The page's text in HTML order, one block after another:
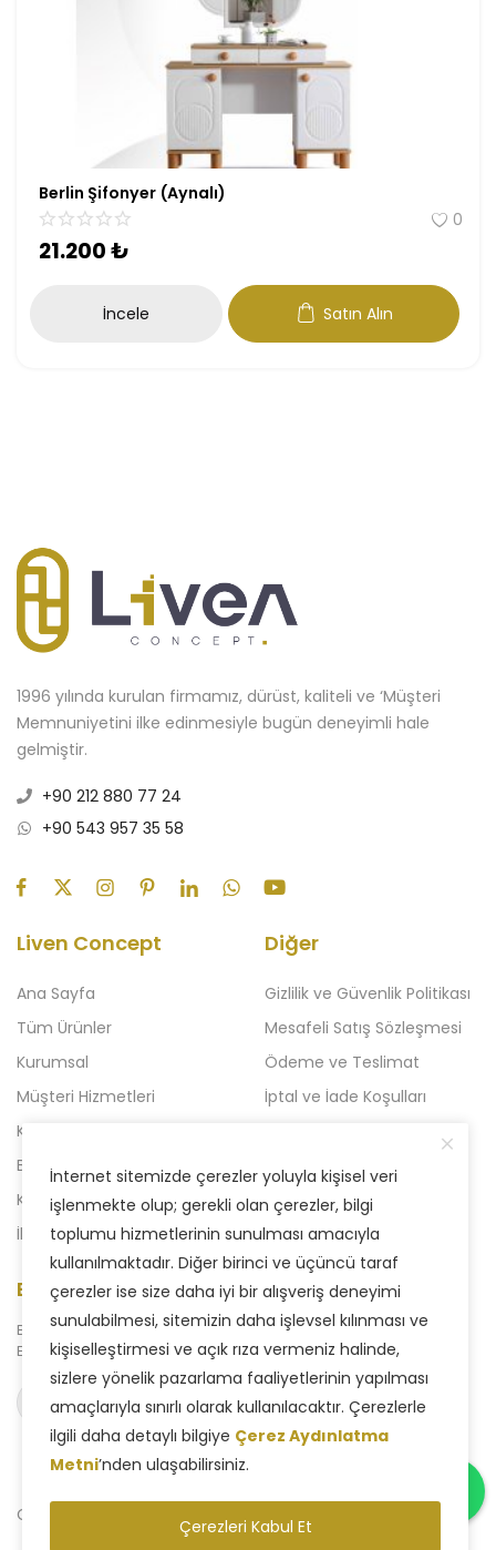
Berlin Şifonyer (Aynalı)
0
21.200₺
İncele Satın Alın
1996 yılında kurulan firmamız, dürüst, kaliteli ve ‘Müşteri
Memnuniyetini ilke edinmesiyle bugün deneyimli hale
gelmiştir.
+90 212 880 77 24
+90 543 957 35 58
Liven Concept
Ana Sayfa
Tüm Ürünler
Kurumsal
Müşteri Hizmetleri
Kampanyalı Ürünler
Blog
Kataloglar
İletişim
Diğer
Gizlilik ve Güvenlik Politikası
Mesafeli Satış Sözleşmesi
Ödeme ve Teslimat
İptal ve İade Koşulları
Liven 2'li Kampanyalar
Yeni Kampanya
E-Bülten Aboneliği
Bizden haberdar olmak için
E-Bülten sistemimize abone olabilirsiniz.
Abone ol
Copyright © 2025 Liven Concept - Tüm Hakları Saklıdır.
İnternet sitemizde çerezler yoluyla kişisel veri
işlenmekte olup; gerekli olan çerezler, bilgi
toplumu hizmetlerinin sunulması amacıyla
kullanılmaktadır. Diğer birinci ve üçüncü taraf
çerezler ise size daha iyi bir alışveriş deneyimi
sunulabilmesi, sitemizin daha işlevsel kılınması ve
kişiselleştirmesi ve açık rıza vermeniz halinde,
sizlere yönelik pazarlama faaliyetlerinin yapılması
amaçlarıyla sınırlı olarak kullanılacaktır. Çerezlerle
ilgili daha detaylı bilgiye Çerez Aydınlatma
Metni’nden ulaşabilirsiniz.
Çerezleri Kabul Et